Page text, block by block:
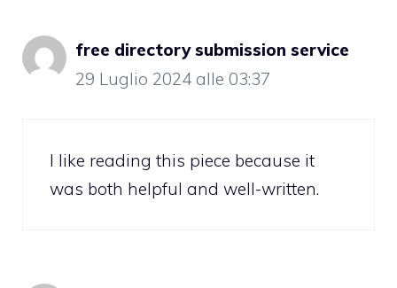
free directory submission service
29 Luglio 2024 alle 03:37
I like reading this piece because it
was both helpful and well-written.